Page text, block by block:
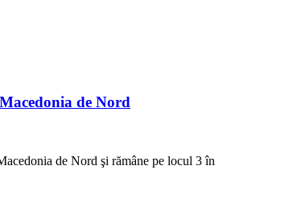
de Nord
de Nord şi rămâne pe locul 3 în